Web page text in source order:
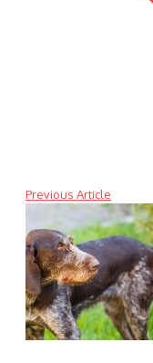
Previous Article